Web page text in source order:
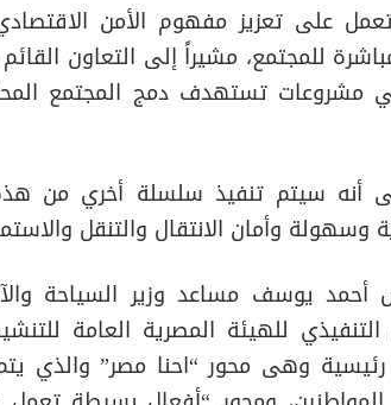
على تعزيز مفهوم الأمن
للمجتمع، مشيراً إلى التعاون
مشروعات تستهدف دمج المجتمع
أنه سيتم تنفيذ سلسلة أخري من
وأمان الانتقال والتنقل
يوسف مساعد وزير السياحة
التنفيذي للهيئة المصرية العامة
وهى محور “احنا مصر” والذي